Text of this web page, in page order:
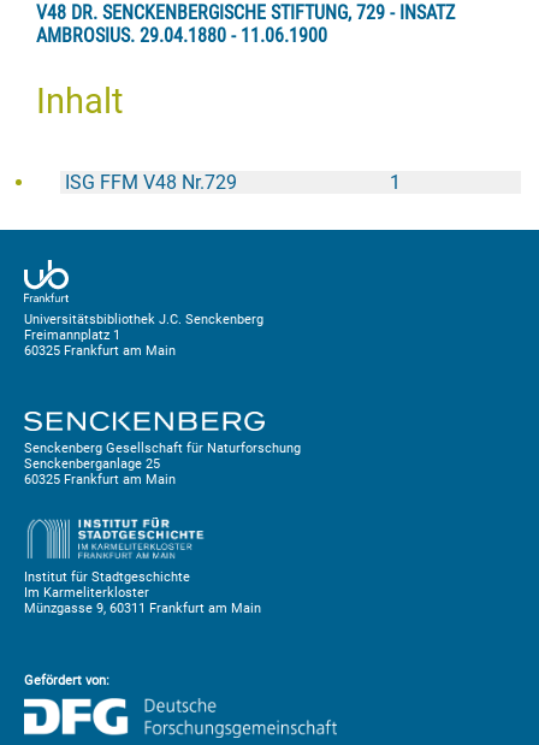
V48 DR. SENCKENBERGISCHE STIFTUNG, 729 - INSATZ
AMBROSIUS. 29.04.1880 - 11.06.1900
Inhalt
1
ISG FFM V48 Nr.729
Universitätsbibliothek J.C. Senckenberg
Freimannplatz 1
60325 Frankfurt am Main
Senckenberg Gesellschaft für Naturforschung
Senckenberganlage 25
60325 Frankfurt am Main
Institut für Stadtgeschichte
Im Karmeliterkloster
Münzgasse 9, 60311 Frankfurt am Main
Gefördert von: